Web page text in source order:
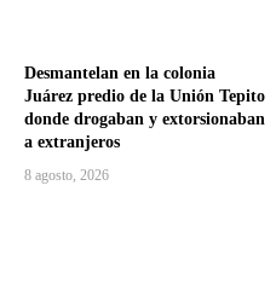
Desmantelan en la colonia
Juárez predio de la Unión Tepito
donde drogaban y extorsionaban
a extranjeros
8 agosto, 2026